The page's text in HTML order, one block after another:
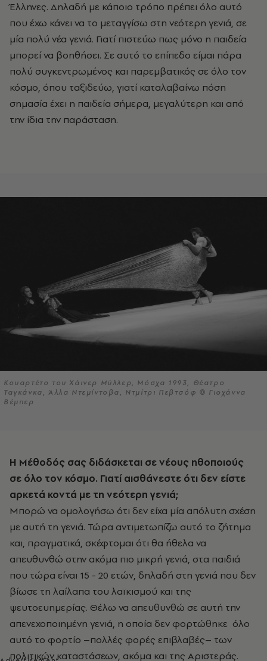
Έλληνες. Δηλαδή με κάποιο τρόπο πρέπει όλο αυτό
που έχω κάνει να το μεταγγίσω στη νεότερη γενιά, σε
μία πολύ νέα γενιά. Γιατί πιστεύω πως μόνο η παιδεία
μπορεί να βοηθήσει. Σε αυτό το επίπεδο είμαι πάρα
πολύ συγκεντρωμένος και παρεμβατικός σε όλο τον
κόσμο, όπου ταξιδεύω, γιατί καταλαβαίνω πόση
σημασία έχει η παιδεία σήμερα, μεγαλύτερη και από
την ίδια την παράσταση.
Κουαρτέτο του Χάινερ Μύλλερ, Μόσχα 1993, Θέατρο
Ταγκάνκα, Άλλα Ντεμίντοβα, Ντμίτρι Πεβτσόφ © Γιοχάννα
Βέμπερ
Η Μέθοδός σας διδάσκεται σε νέους ηθοποιούς
σε όλο τον κόσμο. Γιατί αισθάνεστε ότι δεν είστε
αρκετά κοντά με τη νεότερη γενιά;
Μπορώ να ομολογήσω ότι δεν είχα μία απόλυτη σχέση
με αυτή τη γενιά. Τώρα αντιμετωπίζω αυτό το ζήτημα
και, πραγματικά, σκέφτομαι ότι θα ήθελα να
απευθυνθώ στην ακόμα πιο μικρή γενιά, στα παιδιά
που τώρα είναι 15 - 20 ετών, δηλαδή στη γενιά που δεν
βίωσε τη λαίλαπα του λαϊκισμού και της
ψευτοευημερίας. Θέλω να απευθυνθώ σε αυτή την
απενεχοποιημένη γενιά, η οποία δεν φορτώθηκε όλο
αυτό το φορτίο –πολλές φορές επιβλαβές– των
πολιτικών καταστάσεων, ακόμα και της Αριστεράς.